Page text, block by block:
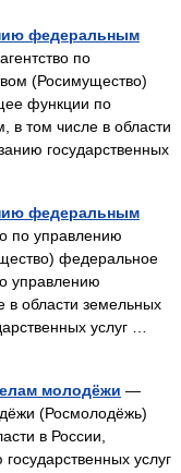
федеральным
по
(Росимущество)
функции по
том числе в области
государственных
федеральным
по управлению
федеральное
управлению
области земельных
услуг …
молодёжи —
(Росмолодёжь)
в России,
услуг